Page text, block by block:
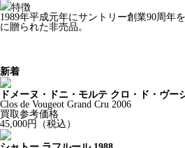
特徴
1989年平成元年にサントリー創業90周年
に贈られた非売品。
新着
ドメーヌ・ドニ・モルテ クロ・ド・ヴー
Clos de Vougeot Grand Cru 2006
買取参考価格
45,000円（税込）